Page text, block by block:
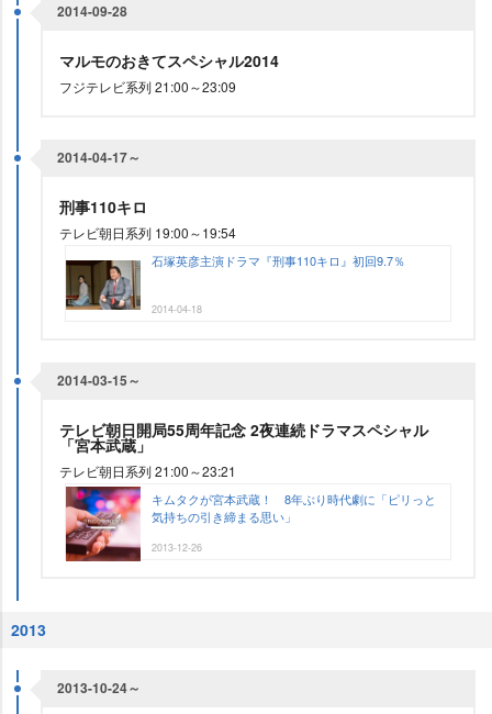
2014-09-28
マルモのおきてスペシャル2014
フジテレビ系列 21:00～23:09
2014-04-17～
刑事110キロ
テレビ朝日系列 19:00～19:54
石塚英彦主演ドラマ『刑事110キロ』初回9.7％
2014-04-18
2014-03-15～
テレビ朝日開局55周年記念 2夜連続ドラマスペシャル
「宮本武蔵」
テレビ朝日系列 21:00～23:21
キムタクが宮本武蔵！ 8年ぶり時代劇に「ピリっと
気持ちの引き締まる思い」
2013-12-26
2013
2013-10-24～